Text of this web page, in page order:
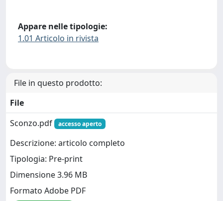
Appare nelle tipologie:
1.01 Articolo in rivista
File in questo prodotto:
File
Sconzo.pdf
accesso aperto
Descrizione: articolo completo
Tipologia: Pre-print
Dimensione 3.96 MB
Formato Adobe PDF